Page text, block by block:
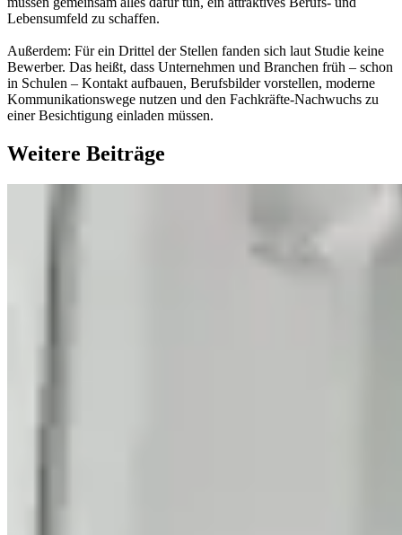
Lebensumfeld zu schaffen.
Außerdem: Für ein Drittel der Stellen fanden sich laut Studie keine
Bewerber. Das heißt, dass Unternehmen und Branchen früh – schon
in Schulen – Kontakt aufbauen, Berufsbilder vorstellen, moderne
Kommunikationswege nutzen und den Fachkräfte-Nachwuchs zu
einer Besichtigung einladen müssen.
Weitere Beiträge